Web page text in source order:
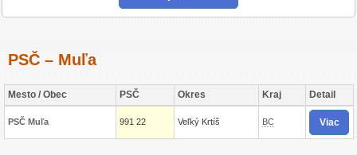
PSČ – Muľa
Mesto / Obec PSČ Okres Kraj Detail
PSČ Muľa 991 22 Veľký Krtíš BC Viac